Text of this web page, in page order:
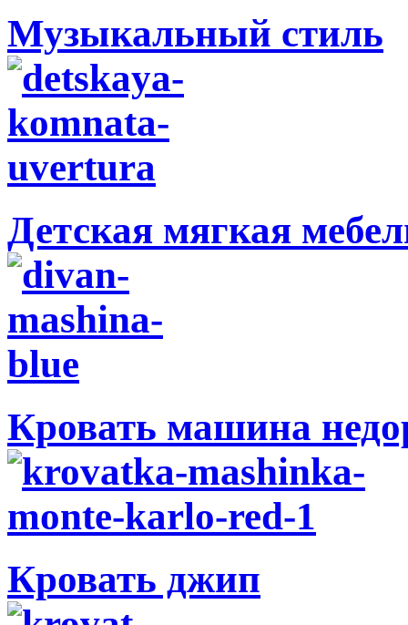
Музыкальный стиль
Детская мягкая
Кровать машина
Кровать джип